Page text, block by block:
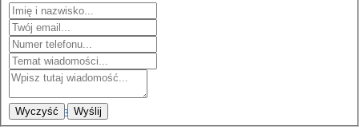
Wyczyść Wyślij